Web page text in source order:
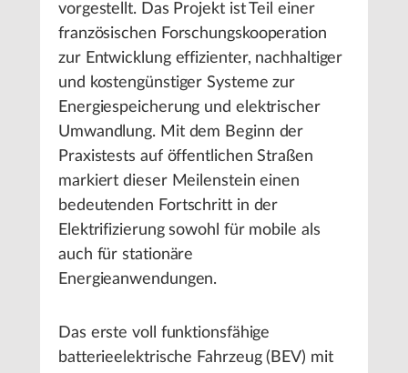
vorgestellt. Das Projekt ist Teil einer
französischen Forschungskooperation
zur Entwicklung effizienter, nachhaltiger
und kostengünstiger Systeme zur
Energiespeicherung und elektrischer
Umwandlung. Mit dem Beginn der
Praxistests auf öffentlichen Straßen
markiert dieser Meilenstein einen
bedeutenden Fortschritt in der
Elektrifizierung sowohl für mobile als
auch für stationäre
Energieanwendungen.
Das erste voll funktionsfähige
batterieelektrische Fahrzeug (BEV) mit